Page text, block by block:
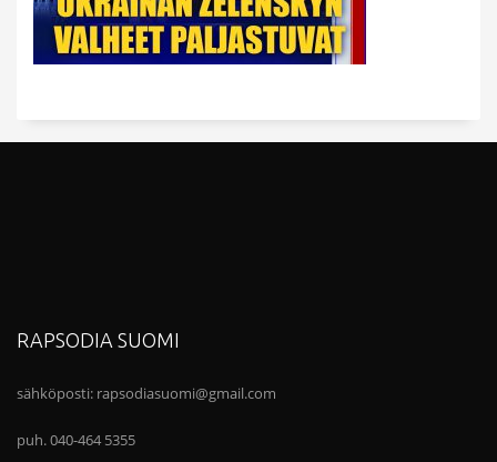
RAPSODIA SUOMI
sähköposti: rapsodiasuomi@gmail.com
puh. 040-464 5355